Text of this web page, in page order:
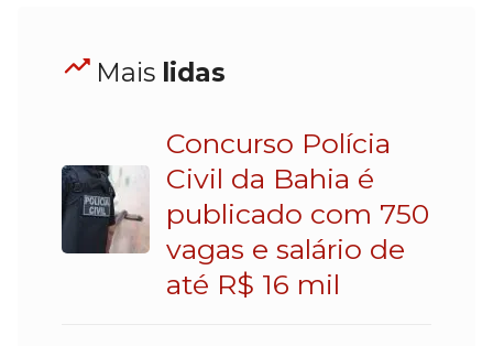
Mais lidas
Concurso Polícia
Civil da Bahia é
publicado com 750
vagas e salário de
até R$ 16 mil